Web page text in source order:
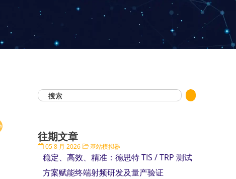
往期文章
05 8 月 2026 基站模拟器
稳定、高效、精准：德思特 TIS / TRP 测试
方案赋能终端射频研发及量产验证